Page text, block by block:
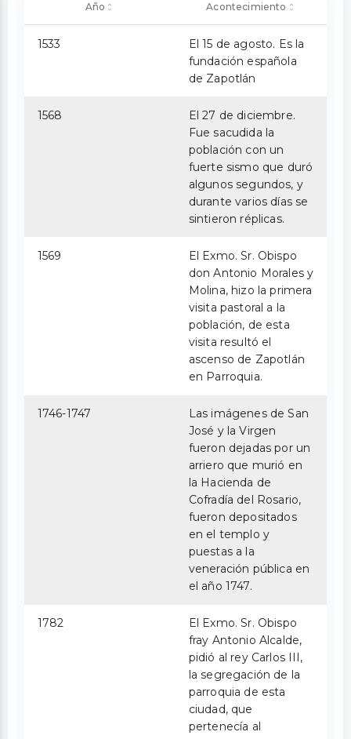
Año Acontecimiento
1533
El 15 de agosto. Es la
fundación española
de Zapotlán
1568
El 27 de diciembre.
Fue sacudida la
población con un
fuerte sismo que duró
algunos segundos, y
durante varios días se
sintieron réplicas.
1569
El Exmo. Sr. Obispo
don Antonio Morales y
Molina, hizo la primera
visita pastoral a la
población, de esta
visita resultó el
ascenso de Zapotlán
en Parroquia.
1746-1747
Las imágenes de San
José y la Virgen
fueron dejadas por un
arriero que murió en
la Hacienda de
Cofradía del Rosario,
fueron depositados
en el templo y
puestas a la
veneración pública en
el año 1747.
1782
El Exmo. Sr. Obispo
fray Antonio Alcalde,
pidió al rey Carlos III,
la segregación de la
parroquia de esta
ciudad, que
pertenecía al